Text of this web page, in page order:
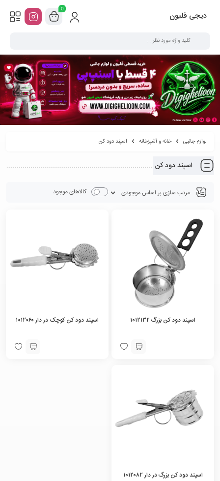
دیجی قلیون
0
لوازم جانبی خانه و آشپزخانه اسپند دود کن
اسپند دود کن
کالاهای موجود
اسپند دود کن بزرگ ۱۰۱۲۱۳۲ اسپند دود کن کوچک در دار ۱۰۱۲۰۶۰
اسپند دود کن بزرگ در دار ۱۰۱۲۰۸۲